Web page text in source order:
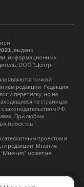
выдано
информационных
ООО “Центр
являются точкой
редакции. Редакция
и переписку, но не
на страницах
законодательством РФ,
При любом
проектов –
сателлитным проектом и
редакции. Мнения
может не